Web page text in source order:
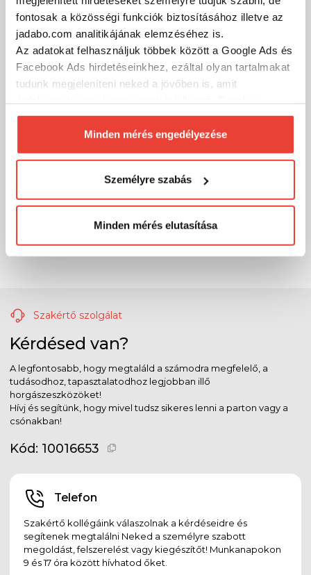
fontosak a közösségi funkciók biztosításához illetve az
jadabo.com analitikájának elemzéséhez is.
Az adatokat felhasználjuk többek között a Google Ads és
Facebook Ads hirdetéseinkhez, ezáltal olyan tartalmakat
tudunk megjeleníteni neked a jövőben is, amit
biztosításához arra kérünk, hogy engedd meg
számunkra minden mérés használatát.
Természetesensoha semmilyen formában nem fogunk
megváltoztathatod a döntésed ezzel kapcsolatban.
Előre is köszönjük!
Minden mérés engedélyezése
Személyre szabás
Minden mérés elutasítása
MÁRKÁINK
Szakértő szolgálat
Kérdésed van?
A legfontosabb, hogy megtaláld a számodra megfelelő, a
tudásodhoz, tapasztalatodhoz legjobban illő
horgászeszközöket!
Hívj és segítünk, hogy mivel tudsz sikeres lenni a parton vagy a
csónakban!
Kód: 10016653
Telefon
Szakértő kollégáink válaszolnak a kérdéseidre és
segítenek megtalálni Neked a személyre szabott
megoldást, felszerelést vagy kiegészítőt! Munkanapokon
9 és 17 óra között hívhatod őket.